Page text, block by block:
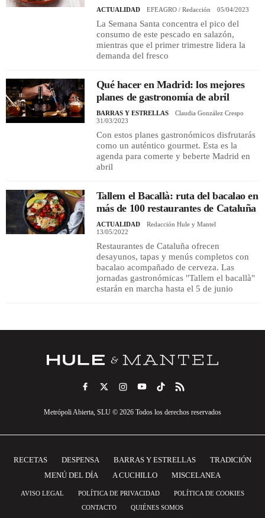
ACTUALIDAD EFEAGRO / Redacción 05/04/2023
La Semana Santa concentra el pico del
consumo de este pescado en salazón,
mientras que el primer trimestre lidera la
demanda del fresco
Qué hacer en Madrid: los mejores
planes de gastronomía de abril
BARRAS Y ESTRELLAS
Claudia González Crespo
31/03/2023
Con estos planes gastronómicos disfrutarás
como un auténtico gourmet. Esta es la
agenda para comerte y beberte Madrid en
abril
Tallem el Bacallà: ruta del bacalao en
más de 100 restaurantes de Cataluña
ACTUALIDAD
Redacción Hule y Mantel
13/05/2022
Restaurantes de Cataluña ofrecen
desayunos, tapas y menús completos con
bacalao acompañado de cerveza. Las
jornadas gastronómicas "Tallem el bacallà"
estarán en marcha hasta el 5 de junio
Metrópoli Abierta, SLU © 2026 Todos los derechos reservados
RECETAS DESPENSA BARRAS Y ESTRELLAS
TRADICIÓN
MENÚ DEL DÍA
A CUCHILLO MISCELANEA
AVISO LEGAL POLÍTICA DE PRIVACIDAD
POLÍTICA DE COOKIES
CONTACTO
QUIÉNES SOMOS